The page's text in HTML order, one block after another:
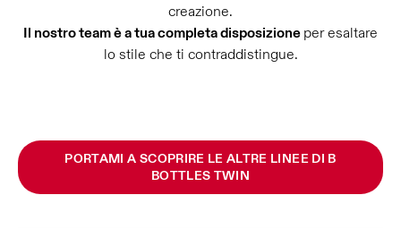
creazione.
Il nostro team è a tua completa disposizione per esaltare
lo stile che ti contraddistingue.
PORTAMI A SCOPRIRE LE ALTRE LINEE DI B
BOTTLES TWIN